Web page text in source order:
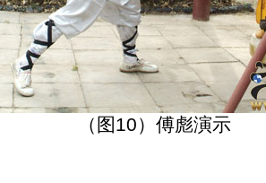
（图10）傅彪演示